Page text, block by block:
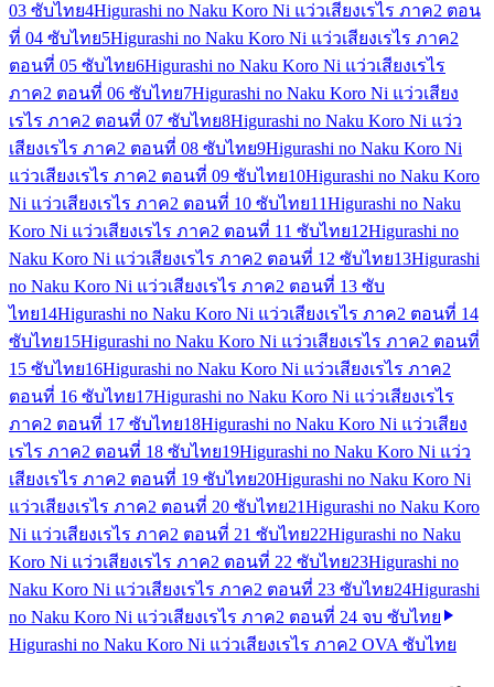
03 ซับไทย4Higurashi no Naku Koro Ni แว่วเสียงเรไร ภาค2 ตอน
ที่ 04 ซับไทย5Higurashi no Naku Koro Ni แว่วเสียงเรไร ภาค2
ตอนที่ 05 ซับไทย6Higurashi no Naku Koro Ni แว่วเสียงเรไร
ภาค2 ตอนที่ 06 ซับไทย7Higurashi no Naku Koro Ni แว่วเสียง
เรไร ภาค2 ตอนที่ 07 ซับไทย8Higurashi no Naku Koro Ni แว่ว
เสียงเรไร ภาค2 ตอนที่ 08 ซับไทย9Higurashi no Naku Koro Ni
แว่วเสียงเรไร ภาค2 ตอนที่ 09 ซับไทย10Higurashi no Naku Koro
Ni แว่วเสียงเรไร ภาค2 ตอนที่ 10 ซับไทย11Higurashi no Naku
Koro Ni แว่วเสียงเรไร ภาค2 ตอนที่ 11 ซับไทย12Higurashi no
Naku Koro Ni แว่วเสียงเรไร ภาค2 ตอนที่ 12 ซับไทย13Higurashi
no Naku Koro Ni แว่วเสียงเรไร ภาค2 ตอนที่ 13 ซับ
ไทย14Higurashi no Naku Koro Ni แว่วเสียงเรไร ภาค2 ตอนที่ 14
ซับไทย15Higurashi no Naku Koro Ni แว่วเสียงเรไร ภาค2 ตอนที่
15 ซับไทย16Higurashi no Naku Koro Ni แว่วเสียงเรไร ภาค2
ตอนที่ 16 ซับไทย17Higurashi no Naku Koro Ni แว่วเสียงเรไร
ภาค2 ตอนที่ 17 ซับไทย18Higurashi no Naku Koro Ni แว่วเสียง
เรไร ภาค2 ตอนที่ 18 ซับไทย19Higurashi no Naku Koro Ni แว่ว
เสียงเรไร ภาค2 ตอนที่ 19 ซับไทย20Higurashi no Naku Koro Ni
แว่วเสียงเรไร ภาค2 ตอนที่ 20 ซับไทย21Higurashi no Naku Koro
Ni แว่วเสียงเรไร ภาค2 ตอนที่ 21 ซับไทย22Higurashi no Naku
Koro Ni แว่วเสียงเรไร ภาค2 ตอนที่ 22 ซับไทย23Higurashi no
Naku Koro Ni แว่วเสียงเรไร ภาค2 ตอนที่ 23 ซับไทย24Higurashi
no Naku Koro Ni แว่วเสียงเรไร ภาค2 ตอนที่ 24 จบ ซับไทย
Higurashi no Naku Koro Ni แว่วเสียงเรไร ภาค2 OVA ซับไทย